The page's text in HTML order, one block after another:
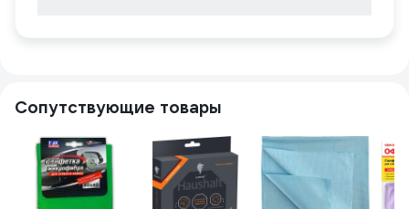
Сопутствующие товары